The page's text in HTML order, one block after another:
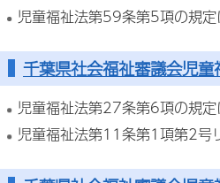
児童福祉法第59条第5項の規
千葉県社会福祉審議会児童
児童福祉法第27条第6項の規
児童福祉法第11条第1項第2号